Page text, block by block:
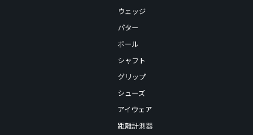
ウェッジ
パター
ボール
シャフト
グリップ
シューズ
アイウェア
距離計測器